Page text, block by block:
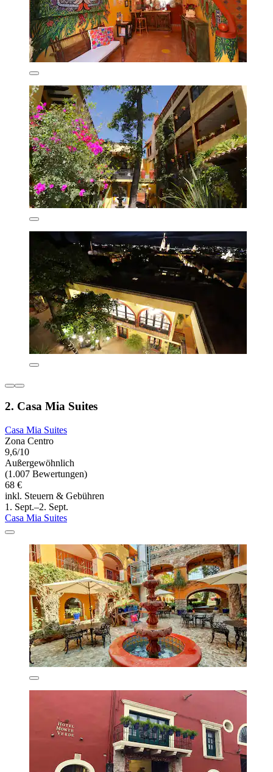
2. Casa Mia Suites
Casa Mia Suites
Zona Centro
9,6/10
Außergewöhnlich
(1.007 Bewertungen)
68 €
inkl. Steuern & Gebühren
1. Sept.–2. Sept.
Casa Mia Suites